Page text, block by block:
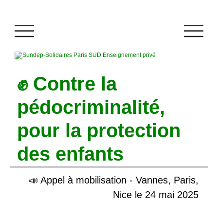
✊ Contre la
pédocriminalité,
pour la protection
des enfants
📣 Appel à mobilisation - Vannes, Paris,
Nice le 24 mai 2025